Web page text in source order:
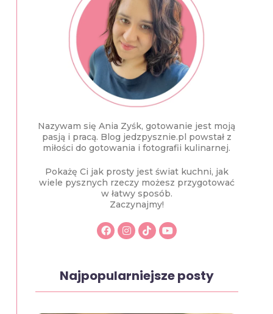
Nazywam się Ania Zyśk, gotowanie jest moją
pasją i pracą. Blog jedzpysznie.pl powstał z
miłości do gotowania i fotografii kulinarnej.
Pokażę Ci jak prosty jest świat kuchni, jak
wiele pysznych rzeczy możesz przygotować
w łatwy sposób.
Zaczynajmy!
Najpopularniejsze posty